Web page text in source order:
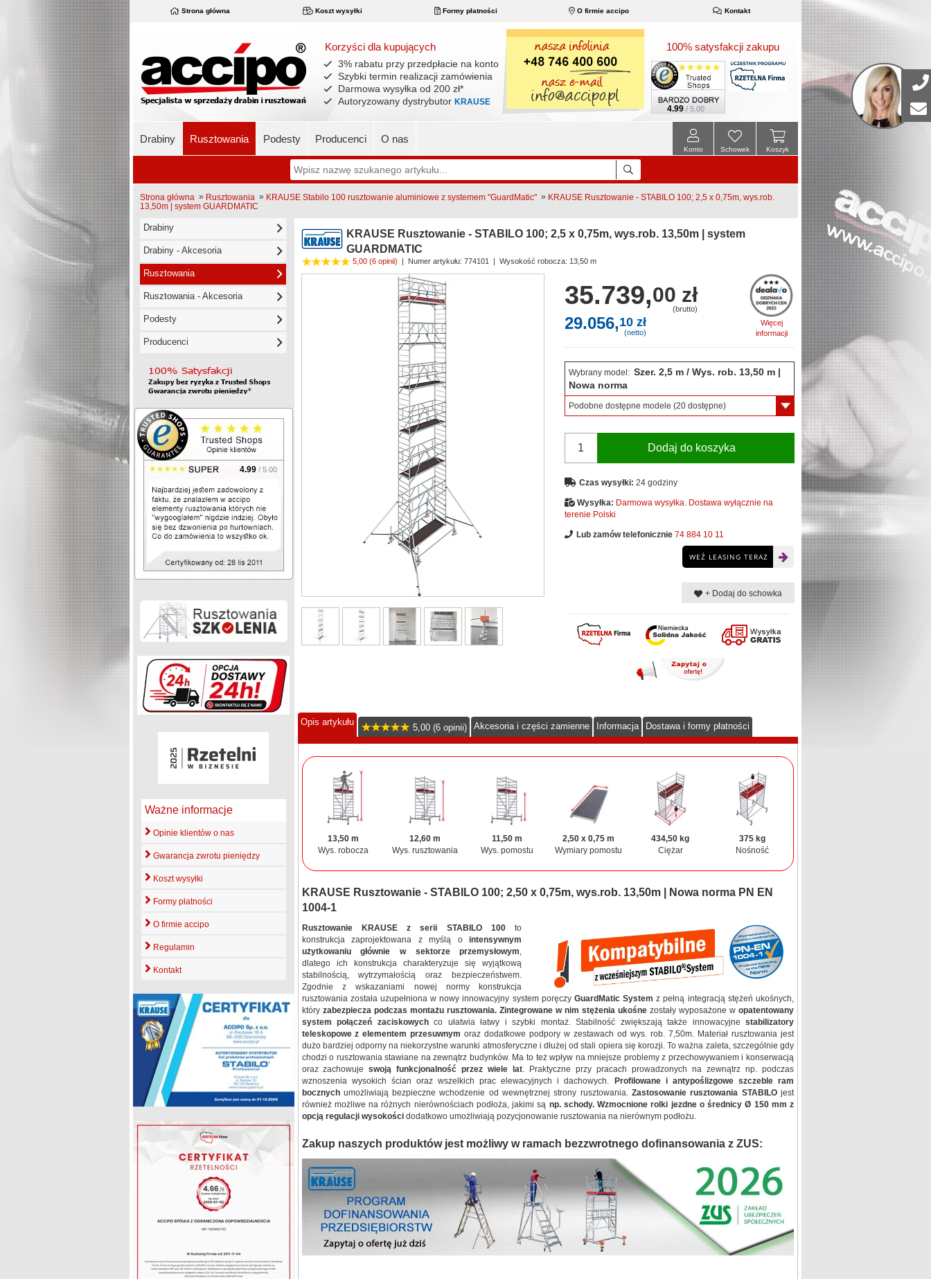
Strona główna Koszt wysyłki Formy płatności O firmie accipo Kontakt
Korzyści dla kupujących
3% rabatu przy przedpłacie na konto
Szybki termin realizacji zamówienia
Darmowa wysyłka od 200 zł*
Autoryzowany dystrybutor KRAUSE
100% satysfakcji zakupu
4.99 / 5.00
Drabiny Rusztowania Podesty Producenci O nas
Koszyk
Schowek
Konto
Strona główna » Rusztowania » KRAUSE Stabilo 100 rusztowanie aluminiowe z systemem "GuardMatic" » KRAUSE Rusztowanie - STABILO 100; 2,5 x 0,75m, wys.rob.
13,50m | system GUARDMATIC
Drabiny
Drabiny - Akcesoria
Rusztowania
Rusztowania - Akcesoria
Podesty
Producenci
4.99 / 5.00
Ważne informacje
Opinie klientów o nas
Gwarancja zwrotu pieniędzy
Koszt wysyłki
Formy płatności
O firmie accipo
Regulamin
Kontakt
KRAUSE Rusztowanie - STABILO 100; 2,5 x 0,75m, wys.rob. 13,50m | system
GUARDMATIC
5,00 (6 opinii) | Numer artykułu: 774101 | Wysokość robocza: 13,50 m
Więcej
informacji
35.739,00 zł
(brutto)
29.056,10 zł
(netto)
Wybrany model: Szer. 2,5 m / Wys. rob. 13,50 m |
Nowa norma
Podobne dostępne modele (20 dostępne)
Dodaj do koszyka
Czas wysyłki: 24 godziny
Wysyłka: Darmowa wysyłka. Dostawa wyłącznie na
terenie Polski
Lub zamów telefonicznie 74 884 10 11
WEŹ LEASING TERAZ
+ Dodaj do schowka
Opis artykułu
5,00 (6 opinii) Akcesoria i części zamienne Informacja Dostawa i formy płatności
13,50 m
Wys. robocza
12,60 m
Wys. rusztowania
11,50 m
Wys. pomostu
2,50 x 0,75 m
Wymiary pomostu
434,50 kg
Ciężar
375 kg
Nośność
KRAUSE Rusztowanie - STABILO 100; 2,50 x 0,75m, wys.rob. 13,50m | Nowa norma PN EN
1004-1
Rusztowanie KRAUSE z serii STABILO 100to
konstrukcja zaprojektowana z myślą ointensywnym
użytkowaniu głównie w sektorze przemysłowym,
dlatego ich konstrukcja charakteryzuje się wyjątkową
stabilnością, wytrzymałością oraz bezpieczeństwem.
Zgodnie z wskazaniami nowej normy konstrukcja
rusztowania została uzupełniona w nowy innowacyjny system poręczy GuardMatic System z pełną integracją stężeń ukośnych,
który zabezpiecza podczas montażu rusztowania. Zintegrowane w nim stężenia ukośne zostały wyposażone wopatentowany
system połączeń zaciskowych co ułatwia łatwy i szybki montaż. Stabilność zwiększają także innowacyjne stabilizatory
teleskopowe z elementem przesuwnym oraz dodatkowe podpory w zestawach od wys. rob. 7,50m. Materiał rusztowania jest
dużo bardziej odporny na niekorzystne warunki atmosferyczne i dłużej od stali opiera się korozji. To ważna zaleta, szczególnie gdy
chodzi o rusztowania stawiane na zewnątrz budynków. Ma to też wpływ na mniejsze problemy z przechowywaniem i konserwacją
oraz zachowujeswoją funkcjonalność przez wiele lat. Praktyczne przy pracach prowadzonych na zewnątrz np. podczas
wznoszenia wysokich ścian oraz wszelkich prac elewacyjnych i dachowych.
Profilowane i antypoślizgowe szczeble ram
bocznychumożliwiają bezpieczne wchodzenie od wewnętrznej strony rusztowania.Zastosowanie rusztowania STABILOjest
również możliwe na różnych nierównościach podłoża, jakimi są np. schody. Wzmocnione rolki jezdne o średnicy Ø 150 mm z
opcją regulacji wysokości dodatkowo umożliwiają pozycjonowanie rusztowania na nierównym podłożu.
Zakup naszych produktów jest możliwy w ramach bezzwrotnego dofinansowania z ZUS: